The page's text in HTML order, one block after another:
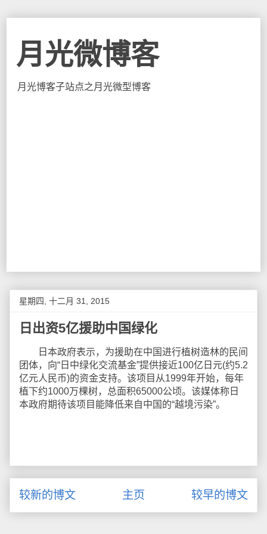
月光微博客
月光博客子站点之月光微型博客
星期四, 十二月 31, 2015
日出资5亿援助中国绿化
日本政府表示，为援助在中国进行植树造林的民间
团体，向“日中绿化交流基金”提供接近100亿日元(约5.2
亿元人民币)的资金支持。该项目从1999年开始，每年
植下约1000万棵树，总面积65000公顷。该媒体称日
本政府期待该项目能降低来自中国的“越境污染”。
较新的博文 较早的博文
主页